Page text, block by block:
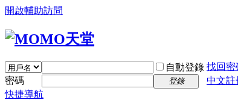
開啟輔助訪問
自動登錄 找回密
密碼
登錄
中文註
快捷導航